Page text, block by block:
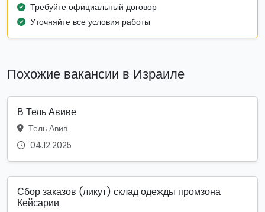
Требуйте официальный договор
Уточняйте все условия работы
Похожие вакансии в Израиле
В Тель Авиве
Тель Авив
04.12.2025
Сбор заказов (ликут) склад одежды промзона
Кейсарии